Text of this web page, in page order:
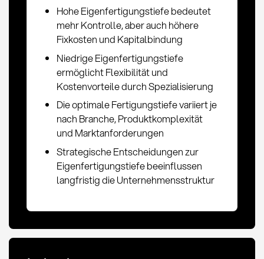
Hohe Eigenfertigungstiefe bedeutet
mehr Kontrolle, aber auch höhere
Fixkosten und Kapitalbindung
Niedrige Eigenfertigungstiefe
ermöglicht Flexibilität und
Kostenvorteile durch Spezialisierung
Die optimale Fertigungstiefe variiert je
nach Branche, Produktkomplexität
und Marktanforderungen
Strategische Entscheidungen zur
Eigenfertigungstiefe beeinflussen
langfristig die Unternehmensstruktur